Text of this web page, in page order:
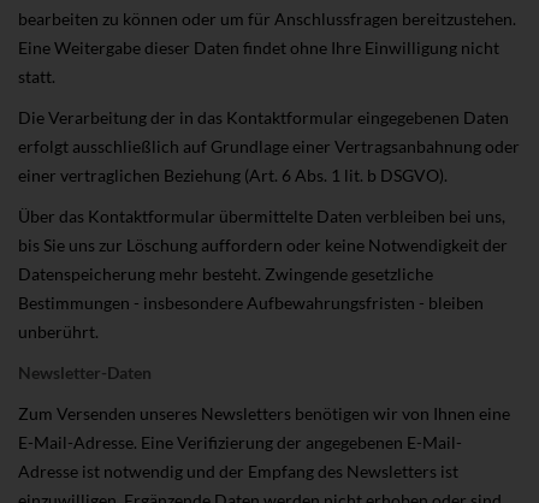
bearbeiten zu können oder um für Anschlussfragen bereitzustehen.
Eine Weitergabe dieser Daten findet ohne Ihre Einwilligung nicht
statt.
Die Verarbeitung der in das Kontaktformular eingegebenen Daten
erfolgt ausschließlich auf Grundlage einer Vertragsanbahnung oder
einer vertraglichen Beziehung (Art. 6 Abs. 1 lit. b DSGVO).
Über das Kontaktformular übermittelte Daten verbleiben bei uns,
bis Sie uns zur Löschung auffordern oder keine Notwendigkeit der
Datenspeicherung mehr besteht. Zwingende gesetzliche
Bestimmungen - insbesondere Aufbewahrungsfristen - bleiben
unberührt.
Newsletter-Daten
Zum Versenden unseres Newsletters benötigen wir von Ihnen eine
E-Mail-Adresse. Eine Verifizierung der angegebenen E-Mail-
Adresse ist notwendig und der Empfang des Newsletters ist